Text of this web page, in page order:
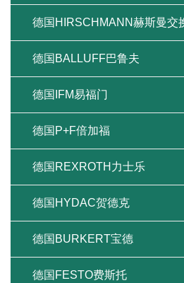
德国HIRSCHMANN赫斯曼交
德国BALLUFF巴鲁夫
德国IFM易福门
德国P+F倍加福
德国REXROTH力士乐
德国HYDAC贺德克
德国BURKERT宝德
德国FESTO费斯托